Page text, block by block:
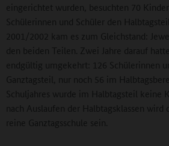
eingerichtet wurden, besuchten 70
Schülerinnen und Schüler den
2001/2002 kam es zum Gleichstand:
den beiden Teilen. Zwei Jahre darauf hatte
endgültig umgekehrt: 126 Schülerinnen
Ganztagsteil, nur noch 56 im
Schuljahres wurde im Halbtagsteil keine
nach Auslaufen der Halbtagsklassen wird
reine Ganztagsschule sein.